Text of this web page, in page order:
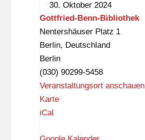
Familie
Chotzen“
30. Oktober 2024
Gottfried-Benn-Bibliothek
Nentershäuser Platz 1
Berlin, Deutschland
Berlin
(030) 90299-5458
Veranstaltungsort anschauen
KarteG
iCal